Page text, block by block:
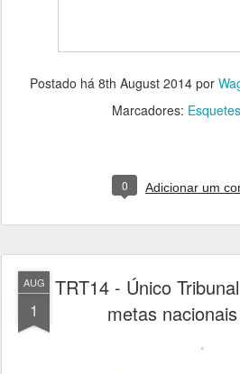
Postado há 8th August 2014por
Marcadores:
0 Adicionar um
AUG
1
TRT14 - Único
metas